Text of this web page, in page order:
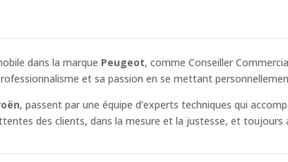
dans la marque Peugeot, comme Conseiller
et sa passion en se mettant
, passent par une équipe d’experts techniques qui
des clients, dans la mesure et la justesse, et toujours